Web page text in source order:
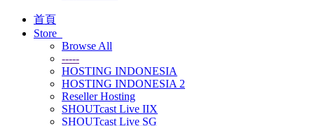
首頁
Store
Browse All
-----
HOSTING INDONESIA
HOSTING INDONESIA 2
Reseller Hosting
SHOUTcast Live IIX
SHOUTcast Live SG